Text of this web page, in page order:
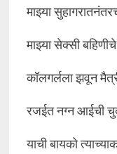
माझ्या
माझ्या सेक्सी
कॉलगर्लला झवून
रजईत नग्न आईची
याची बायको